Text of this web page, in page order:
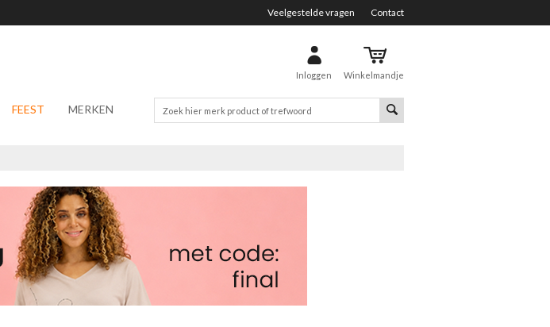
Veelgestelde vragen Contact
Inloggen Winkelmandje
FEEST MERKEN